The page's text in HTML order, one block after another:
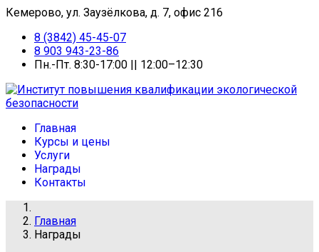
Кемерово, ул. Заузёлкова, д. 7, офис 216
8 (3842) 45-45-07
8 903 943-23-86
Пн.-Пт. 8:30-17:00 || 12:00–12:30
Главная
Курсы и цены
Услуги
Награды
Контакты
Главная
Награды